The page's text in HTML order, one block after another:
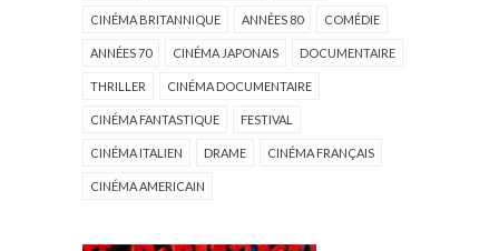
CINÉMA BRITANNIQUE ANNÉES 80 COMÉDIE
ANNÉES 70 CINÉMA JAPONAIS DOCUMENTAIRE
THRILLER CINÉMA DOCUMENTAIRE
CINÉMA FANTASTIQUE FESTIVAL
CINÉMA ITALIEN DRAME CINÉMA FRANÇAIS
CINÉMA AMERICAIN